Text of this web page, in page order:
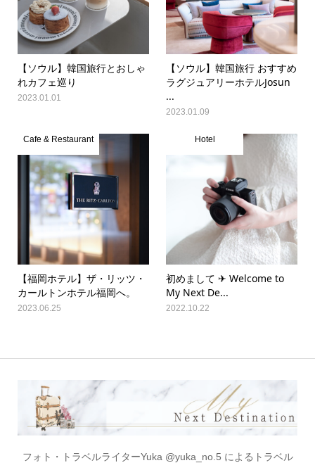
【ソウル】韓国旅行とおしゃ
れカフェ巡り
2023.01.01
【ソウル】韓国旅行 おすすめ
ラグジュアリーホテルJosun
...
2023.01.09
Cafe & Restaurant
【福岡ホテル】ザ・リッツ・
カールトンホテル福岡へ。
2023.06.25
Hotel
初めまして ✈︎ Welcome to
My Next De...
2022.10.22
フォト・トラベルライターYuka @yuka_no.5 によるトラベル